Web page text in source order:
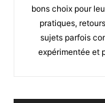
bons choix pour
pratiques,
sujets parfois
expérimentée et